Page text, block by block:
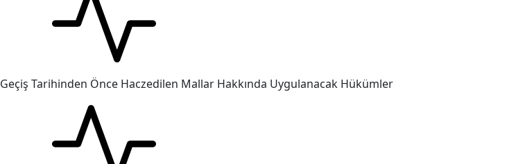
Geçiş Tarihinden Önce Haczedilen Mallar Hakkında Uygulanacak Hükümler